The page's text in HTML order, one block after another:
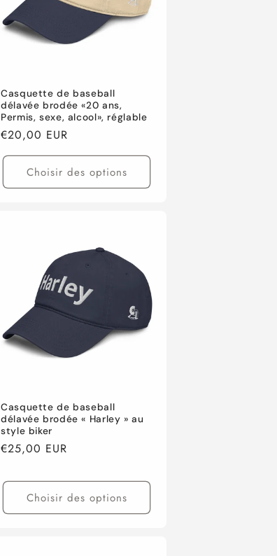
Casquette de baseball
délavée brodée «20 ans,
Permis, sexe, alcool», réglable
Prix
habituel
€20,00 EUR
Choisir des options
Casquette de baseball
délavée brodée « Harley » au
style biker
Prix
€25,00 EUR
Choisir des options